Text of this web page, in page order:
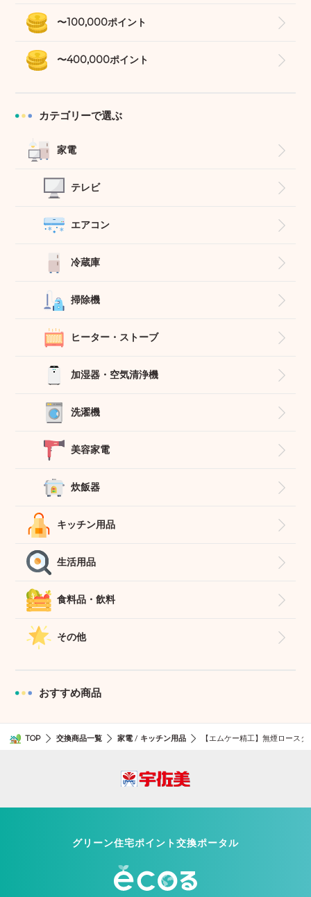
〜100,000ポイント
〜400,000ポイント
カテゴリーで選ぶ
家電
テレビ
エアコン
冷蔵庫
掃除機
ヒーター・ストーブ
加湿器・空気清浄機
洗濯機
美容家電
炊飯器
キッチン用品
生活用品
食料品・飲料
その他
おすすめ商品
TOP 交換商品一覧 家電 / キッチン用品 【エムケー精工】無煙ロー
グリーン住宅ポイント交換ポータル